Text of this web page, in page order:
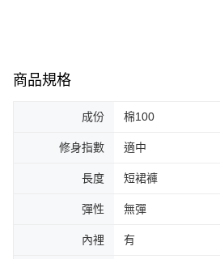
商品規格
成份 棉100
修身指數 適中
長度 短裙褲
彈性 無彈
內裡 有